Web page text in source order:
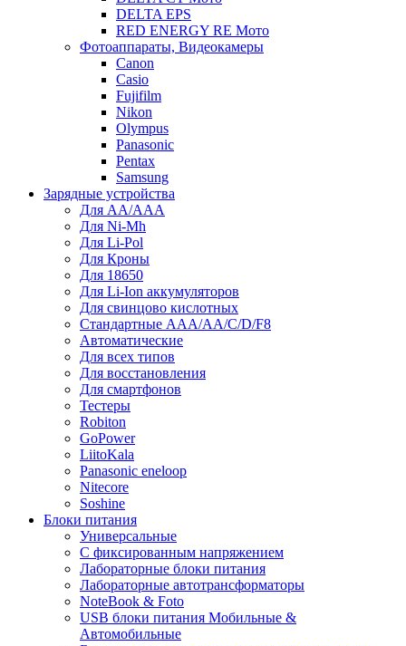
DELTA EPS
RED ENERGY RE Мото
Фотоаппараты, Видеокамеры
Canon
Casio
Fujifilm
Nikon
Olympus
Panasonic
Pentax
Samsung
Зарядные устройства
Для AA/AAA
Для Ni-Mh
Для Li-Pol
Для Кроны
Для 18650
Для Li-Ion аккумуляторов
Для свинцово кислотных
Стандартные ААА/АА/С/D/F8
Автоматические
Для всех типов
Для восстановления
Для смартфонов
Тестеры
Robiton
GoPower
LiitoKala
Panasonic eneloop
Nitecore
Soshine
Блоки питания
Универсальные
C фиксированным напряжением
Лабораторные блоки питания
Лабораторные автотрансформаторы
NoteBook & Foto
USB блоки питания Мобильные &
Автомобильные